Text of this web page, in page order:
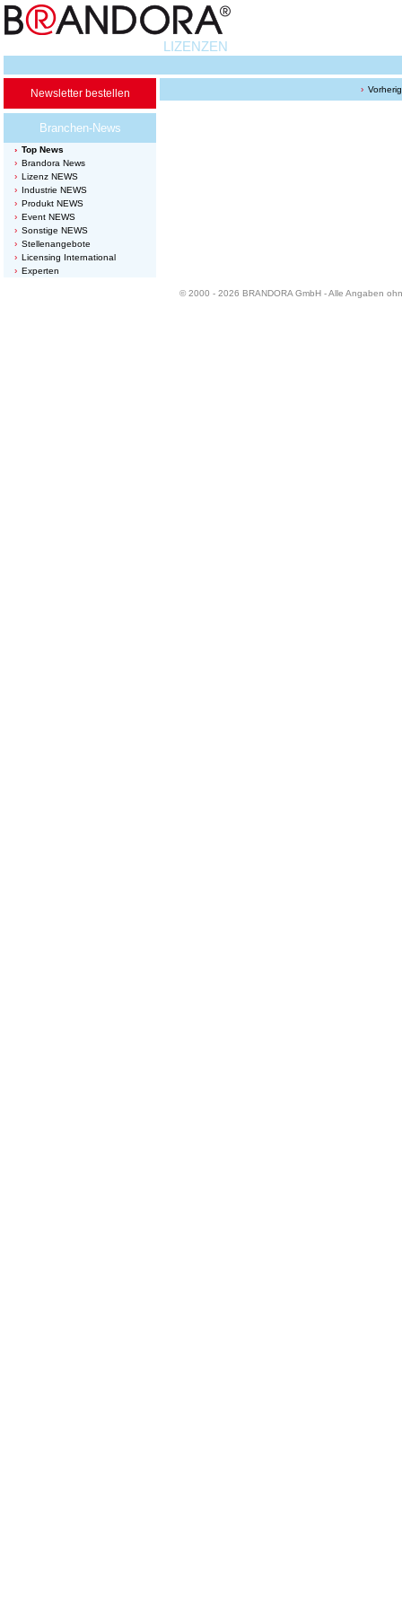
LIZENZEN
Newsletter bestellen
Branchen-News
Top News
Brandora News
Lizenz NEWS
Industrie NEWS
Produkt NEWS
Event NEWS
Sonstige NEWS
Stellenangebote
Licensing International
Experten
© 2000 - 2026 BRANDORA GmbH - Alle Angaben